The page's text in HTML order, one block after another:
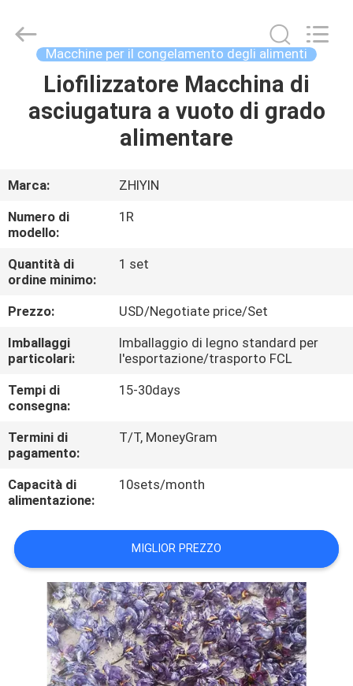
CASA
CIRCA
NOI
GIRO
DELLA
FABBRICA
CONTROLLO
DI
QUALITÀ
CONTATTICI
CASI
fornitore.
Copyright
frenchfriesline.com.
Macchine per il congelamento degli alimenti
Liofilizzatore Macchina di
asciugatura a vuoto di grado
alimentare
Marca:
ZHIYIN
Numero di
modello:
1R
Quantità di
ordine minimo:
1 set
Prezzo:
USD/Negotiate price/Set
Imballaggi
particolari:
Imballaggio di legno standard per
l'esportazione/trasporto FCL
Tempi di
consegna:
15-30days
Termini di
pagamento:
T/T, MoneyGram
Capacità di
alimentazione:
10sets/month
MIGLIOR PREZZO